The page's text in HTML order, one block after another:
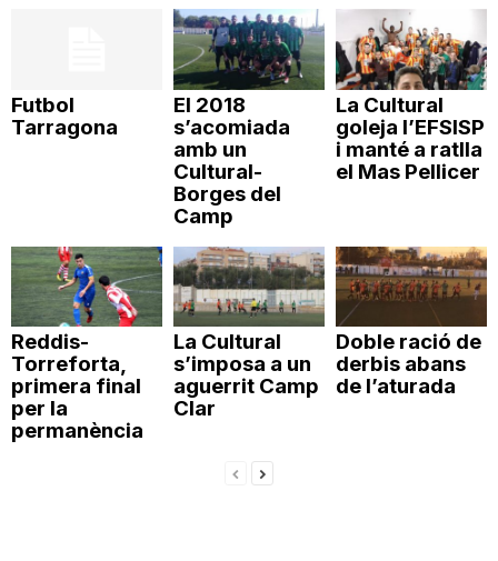
Futbol
Tarragona
El 2018
s’acomiada
amb un
Cultural-
Borges del
Camp
La Cultural
goleja l’EFSISP
i manté a ratlla
el Mas Pellicer
Reddis-
Torreforta,
primera final
per la
permanència
La Cultural
s’imposa a un
aguerrit Camp
Clar
Doble ració de
derbis abans
de l’aturada